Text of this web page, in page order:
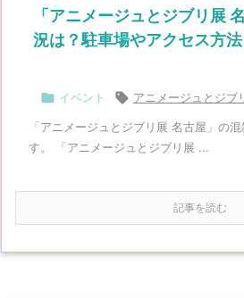
「アニメージュとジブリ展
況は？駐車場やアクセス方法
 イベント  アニメージュとジブ
「アニメージュとジブリ展 名古屋」の
す。 「アニメージュとジブリ展 ...
記事を読む